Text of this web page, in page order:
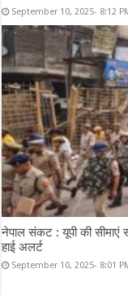
September 10, 2025- 8:12
नेपाल संकट : यूपी की सीमाएं
हाई अलर्ट
September 10, 2025- 8:01